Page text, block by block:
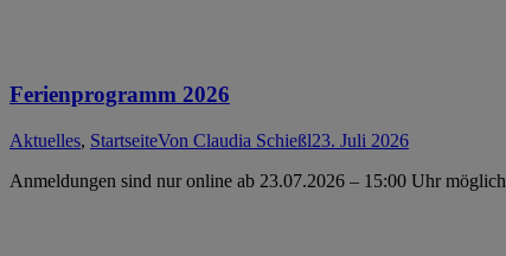
Ferienprogramm 2026
Aktuelles, StartseiteVon Claudia Schießl23. Juli 2026
Anmeldungen sind nur online ab 23.07.2026 – 15:00 Uhr möglich